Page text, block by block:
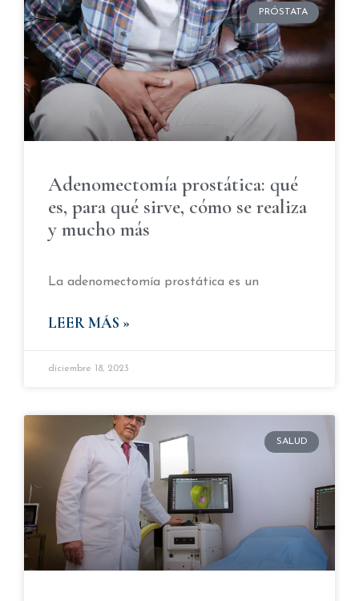
PRÓSTATA
Adenomectomía prostática: qué
es, para qué sirve, cómo se realiza
y mucho más
La adenomectomía prostática es un
LEER MÁS »
diciembre 18, 2023
SALUD